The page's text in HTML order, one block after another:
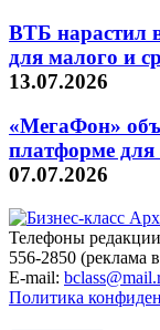
ВТБ нарастил
для малого и
13.07.2026
«МегаФон»
платформе для
07.07.2026
Телефоны
556-2850 (реклама
E-mail:
Политика